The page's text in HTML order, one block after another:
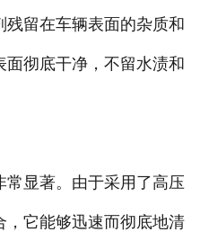
留在车辆表面的杂质和
彻底干净，不留水渍和
显著。由于采用了高压
它能够迅速而彻底地清